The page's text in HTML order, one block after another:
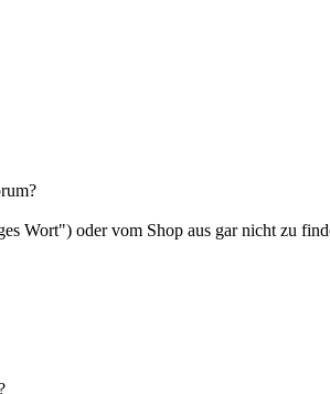
oder vom Shop aus gar nicht zu